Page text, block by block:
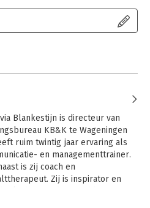
Blankestijn is directeur van
KB&K te Wageningen
ruim twintig jaar ervaring als
en managementtrainer.
is zij coach en
Zij is inspirator en